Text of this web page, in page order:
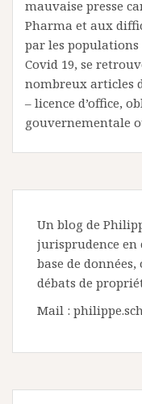
mauvaise presse
Pharma et aux
par les populations
Covid 19, se
nombreux articles
– licence d’office,
gouvernementale
Un blog de
jurisprudence en
base de
débats de
Mail :